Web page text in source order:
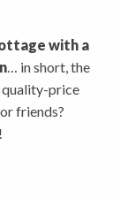
with a
… in short, the
quality-price
friends?